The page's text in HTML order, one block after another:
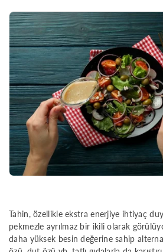
Tahin, özellikle ekstra enerjiye ihtiyaç
pekmezle ayrılmaz bir ikili olarak
daha yüksek besin değerine sahip